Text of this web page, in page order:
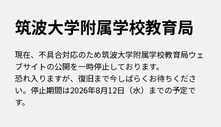
筑波大学附属学校教育局
現在、不具合対応のため筑波大学附属学校教育局ウェ
ブサイトの公開を一時停止しております。
恐れ入りますが、復旧まで今しばらくお待ちくださ
い。停止期間は2026年8月12日（水）までの予定で
す。